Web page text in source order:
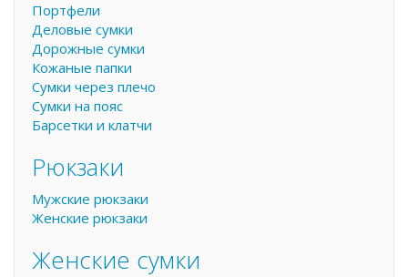
Портфели
Деловые сумки
Дорожные сумки
Кожаные папки
Сумки через плечо
Сумки на пояс
Барсетки и клатчи
Рюкзаки
Мужские рюкзаки
Женские рюкзаки
Женские сумки